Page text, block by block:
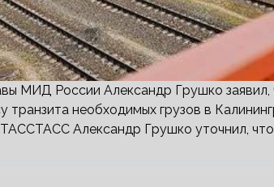
МИД России Александр Грушко
транзита необходимых грузов в
Александр Грушко уточнил,